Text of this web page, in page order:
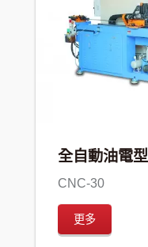
全自動油電
CNC-30
更多